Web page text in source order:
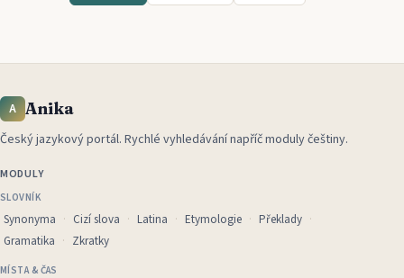
A Anika
Český jazykový portál. Rychlé vyhledávání napříč moduly češtiny.
MODULY
SLOVNÍK
Synonyma Cizí slova Latina Etymologie
Překlady
Gramatika
Zkratky
MÍSTA & ČAS